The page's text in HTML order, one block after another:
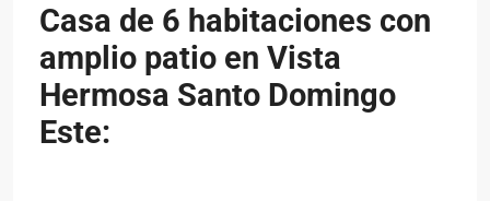
Casa de 6 habitaciones con
amplio patio en Vista
Hermosa Santo Domingo
Este: